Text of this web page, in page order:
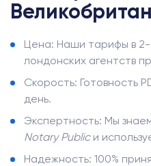
Цена: Наши тарифы в
лондонских агентств
Скорость: Готовность
день.
Экспертность: Мы
Notary Publicи
Надежность: 100%